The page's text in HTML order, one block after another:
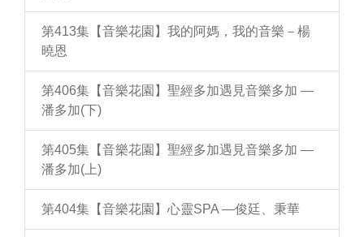
第413集【音樂花園】我的阿媽，我的音樂－楊
曉恩
第406集【音樂花園】聖經多加遇見音樂多加 —
潘多加(下)
第405集【音樂花園】聖經多加遇見音樂多加 —
潘多加(上)
第404集【音樂花園】心靈SPA —俊廷、秉華